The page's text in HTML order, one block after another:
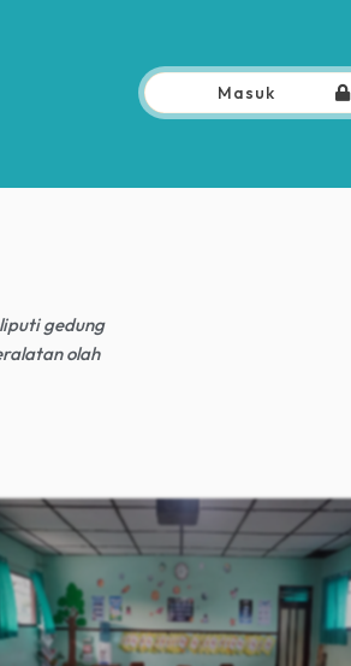
Masuk
gedung
olah